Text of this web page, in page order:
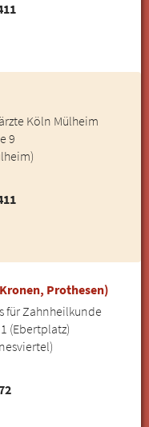
Köln Mülheim
9
Prothesen)
für Zahnheilkunde
(Ebertplatz)